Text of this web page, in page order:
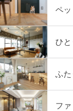
ペ
ひ
ふた
フ